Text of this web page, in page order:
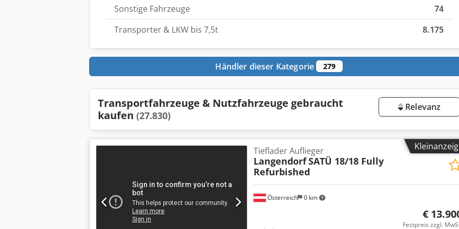
Sonstige Fahrzeuge
74
Transporter & LKW bis 7,5t
8.175
Händler dieser Kategorie 279
Transportfahrzeuge & Nutzfahrzeuge gebraucht
kaufen (27.830)
Relevanz
Österreich 0 km
Tieflader Auflieger
LangendorfSATÜ 18/18 Fully
Refurbished
€
Festpreis zzgl.